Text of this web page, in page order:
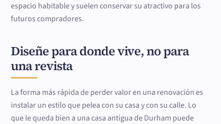
espacio habitable y suelen conservar su atractivo para los
futuros compradores.
Diseñe para donde vive, no para
una revista
La forma más rápida de perder valor en una renovación es
instalar un estilo que pelea con su casa y con su calle. Lo
que le queda bien a una casa antigua de Durham puede